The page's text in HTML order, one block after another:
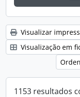
Visualizar
Visualização em
1153 resultados